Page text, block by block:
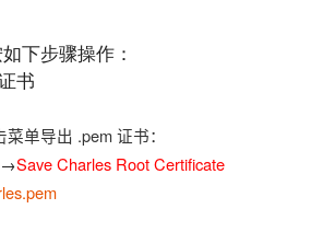
下步骤操作：
书
单导出 .pem 证书：
→Save Charles Root Certificate